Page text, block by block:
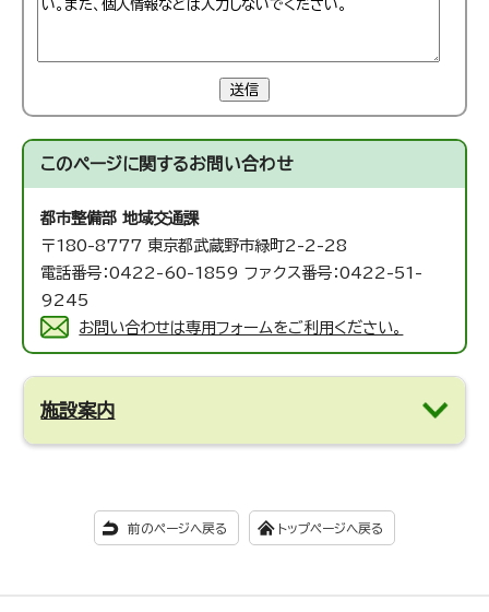
送信
このページに関するお問い合わせ
都市整備部 地域交通課
〒180-8777 東京都武蔵野市緑町2-2-28
電話番号：0422-60-1859 ファクス番号：0422-51-
9245
お問い合わせは専用フォームをご利用ください。
施設案内
前のページへ戻る トップページへ戻る